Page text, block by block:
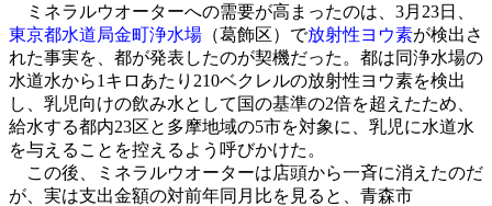
ミネラルウオーターへの需要が高まったのは、3月23日、
東京都水道局金町浄水場 （葛飾区）で放射性ヨウ素が検出さ
れた事実を、都が発表したのが契機だった。都は同浄水場の
水道水から1キロあたり210ベクレルの放射性ヨウ素を検出
し、乳児向けの飲み水として国の基準の2倍を超えたため、
給水する都内23区と多摩地域の5市を対象に、乳児に水道水
を与えることを控えるよう呼びかけた。
この後、ミネラルウオーターは店頭から一斉に消えたのだ
が、実は支出金額の対前年同月比を見ると、青森市